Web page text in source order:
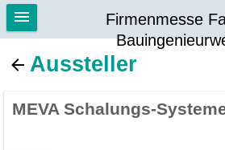
Firmenmesse
Aussteller
MEVA Schalungs-